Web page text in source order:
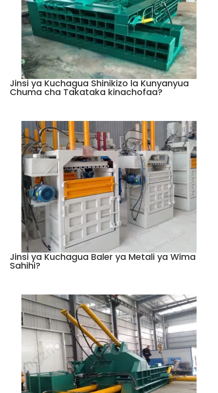
Jinsi ya Kuchagua Shinikizo la Kunyanyua
Chuma cha Takataka kinachofaa?
Jinsi ya Kuchagua Baler ya Metali ya Wima
Sahihi?